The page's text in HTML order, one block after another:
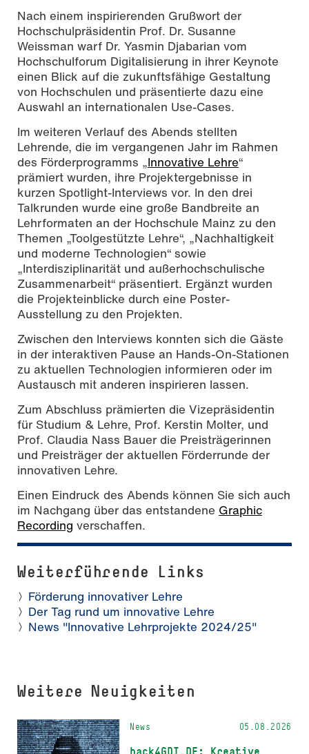
Nach einem inspirierenden Grußwort der
Hochschulpräsidentin Prof. Dr. Susanne
Weissman warf Dr. Yasmin Djabarian vom
Hochschulforum Digitalisierung in ihrer Keynote
einen Blick auf die zukunftsfähige Gestaltung
von Hochschulen und präsentierte dazu eine
Auswahl an internationalen Use-Cases.
Im weiteren Verlauf des Abends stellten
Lehrende, die im vergangenen Jahr im Rahmen
des Förderprogramms „Innovative Lehre“
prämiert wurden, ihre Projektergebnisse in
kurzen Spotlight-Interviews vor. In den drei
Talkrunden wurde eine große Bandbreite an
Lehrformaten an der Hochschule Mainz zu den
Themen „Toolgestützte Lehre“, „Nachhaltigkeit
und moderne Technologien“ sowie
„Interdisziplinarität und außerhochschulische
Zusammenarbeit“ präsentiert. Ergänzt wurden
die Projekteinblicke durch eine Poster-
Ausstellung zu den Projekten.
Zwischen den Interviews konnten sich die Gäste
in der interaktiven Pause an Hands-On-Stationen
zu aktuellen Technologien informieren oder im
Austausch mit anderen inspirieren lassen.
Zum Abschluss prämierten die Vizepräsidentin
für Studium & Lehre, Prof. Kerstin Molter, und
Prof. Claudia Nass Bauer die Preisträgerinnen
und Preisträger der aktuellen Förderrunde der
innovativen Lehre.
Einen Eindruck des Abends können Sie sich auch
im Nachgang über das entstandene Graphic
Recording verschaffen.
Weiterführende Links
Förderung innovativer Lehre
Der Tag rund um innovative Lehre
News "Innovative Lehrprojekte 2024/25"
Weitere Neuigkeiten
News 05.08.2026
hack4GDI_DE: Kreative